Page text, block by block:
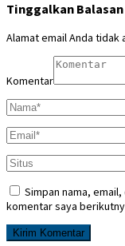
Tinggalkan Balasan
Alamat email Anda tidak
Komentar
Simpan nama,
komentar saya